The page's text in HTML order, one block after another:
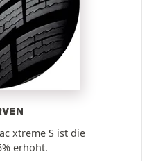
xtreme S ist die
erhöht.